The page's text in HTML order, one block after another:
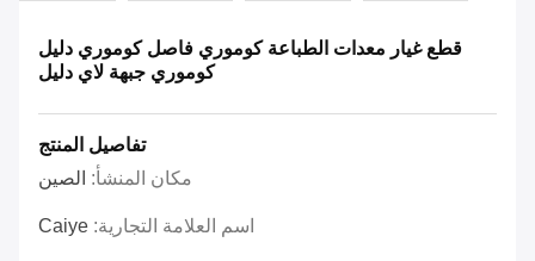
قطع غيار معدات الطباعة كوموري فاصل كوموري دليل
كوموري جبهة لاي دليل
تفاصيل المنتج
مكان المنشأ: الصين
اسم العلامة التجارية: Caiye